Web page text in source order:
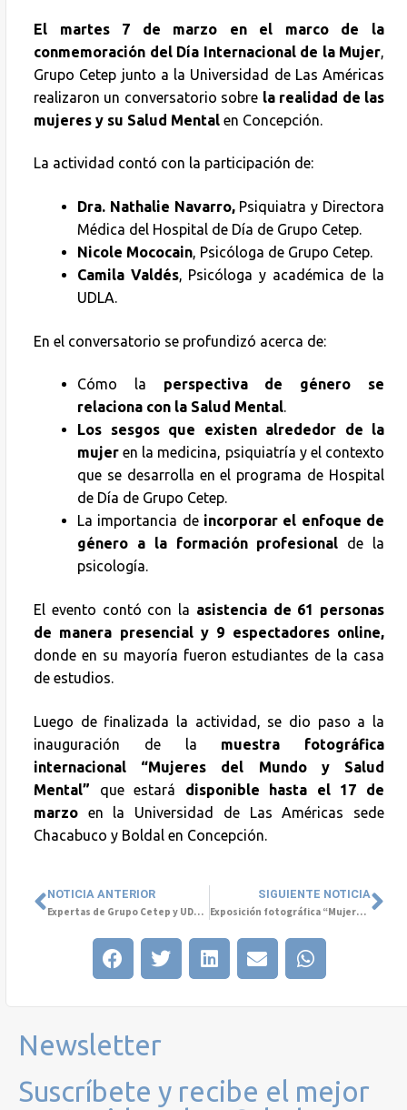
El martes 7 de marzo en el marco de la
conmemoración del Día Internacional de la Mujer,
Grupo Cetep junto a la Universidad de Las Américas
realizaron un conversatorio sobre la realidad de las
mujeres y su Salud Mental en Concepción.
La actividad contó con la participación de:
Dra. Nathalie Navarro,Psiquiatra y Directora
Médica del Hospital de Día de Grupo Cetep.
Nicole Mococain, Psicóloga de Grupo Cetep.
Camila Valdés, Psicóloga y académica de la
UDLA.
En el conversatorio se profundizó acerca de:
Cómo la perspectiva de género se
relaciona con la Salud Mental.
Los sesgos que existen alrededor de la
mujer en la medicina, psiquiatría y el contexto
que se desarrolla en el programa de Hospital
de Día de Grupo Cetep.
La importancia deincorporar el enfoque de
género a la formación profesional de la
psicología.
El evento contó con la asistencia de 61 personas
de manera presencial y 9 espectadores online,
donde en su mayoría fueron estudiantes de la casa
de estudios.
Luego de finalizada la actividad, se dio paso a la
inauguración de la muestra fotográfica
internacional “Mujeres del Mundo y Salud
Mental” que estará disponible hasta el 17 de
marzo en la Universidad de Las Américas sede
Chacabuco y Boldal en Concepción.
NOTICIA ANTERIOR
Expertas de Grupo Cetep y UDLA darán una conferencia sobre la Salud Mental y la perspectiva de género por el 8M
SIGUIENTE NOTICIA
Exposición fotográfica “Mujeres del Mundo y Salud Mental” se presenta en el Palacio Tribunales de Concepción
Newsletter
Suscríbete y recibe el mejor